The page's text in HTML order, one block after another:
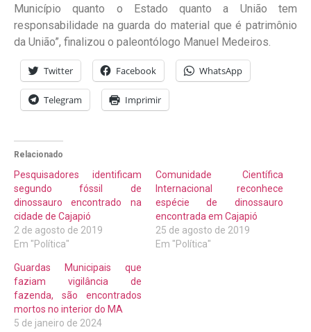
Município quanto o Estado quanto a União tem
responsabilidade na guarda do material que é patrimônio
da União”, finalizou o paleontólogo Manuel Medeiros.
Twitter Facebook WhatsApp
Telegram Imprimir
Relacionado
Pesquisadores identificam
segundo fóssil de
dinossauro encontrado na
cidade de Cajapió
2 de agosto de 2019
Em "Política"
Comunidade Científica
Internacional reconhece
espécie de dinossauro
encontrada em Cajapió
25 de agosto de 2019
Em "Política"
Guardas Municipais que
faziam vigilância de
fazenda, são encontrados
mortos no interior do MA
5 de janeiro de 2024